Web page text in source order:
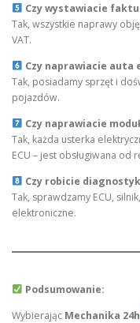
Czy wystawiacie
Tak, wszystkie naprawy
VAT.
Czy naprawiacie auta
Tak, posiadamy sprzęt i
pojazdów.
Czy naprawiacie
Tak, każda usterka
ECU – jest obsługiwana od
Czy robicie
Tak, sprawdzamy ECU,
elektroniczne.
Podsumowanie:
Wybierając Mechanika 24h